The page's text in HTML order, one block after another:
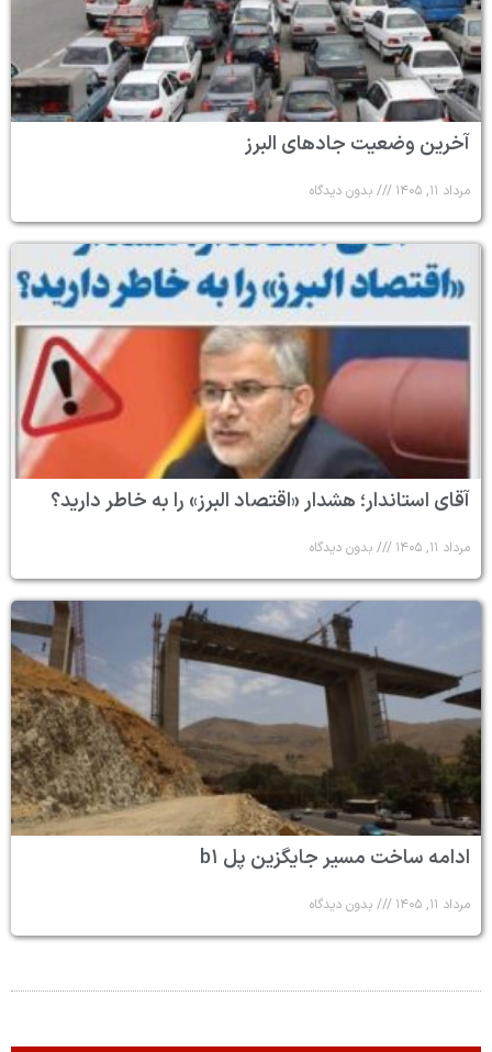
آخرین وضعیت جادهای البرز
مرداد ۱۱, ۱۴۰۵ بدون دیدگاه
آقای استاندار؛ هشدار «اقتصاد البرز» را به خاطر دارید؟
مرداد ۱۱, ۱۴۰۵ بدون دیدگاه
ادامه ساخت مسیر جایگزین پل b۱
مرداد ۱۱, ۱۴۰۵ بدون دیدگاه